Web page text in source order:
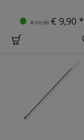
€ 11,90 € 9,90 *